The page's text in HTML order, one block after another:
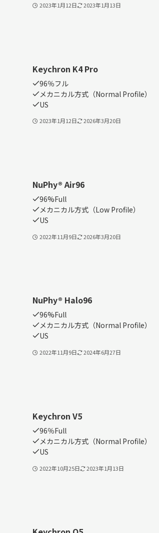
2023年1月12日 2023年1月13日
Keychron K4 Pro
96％フル
メカニカル方式（Normal Profile）
US
2023年1月12日 2026年3月20日
NuPhy®︎ Air96
96%Full
メカニカル方式（Low Profile）
US
2022年11月9日 2026年3月20日
NuPhy®︎ Halo96
96%Full
メカニカル方式（Normal Profile）
US
2022年11月9日 2024年6月27日
Keychron V5
96％Full
メカニカル方式（Normal Profile）
US
2022年10月25日 2023年1月13日